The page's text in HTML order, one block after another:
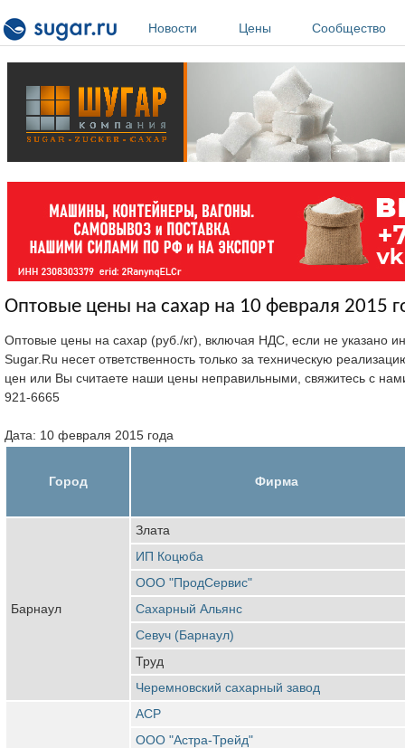
Новости
Цены Сообщество
Оптовые цены на сахар на 10 февраля 2015
Оптовые цены на сахар (руб./кг), включая НДС, если не указано
Sugar.Ru несет ответственность только за техническую
цен или Вы считаете наши цены неправильными, свяжитесь с
921-6665
Дата: 10 февраля 2015 года
Город Фирма
Барнаул
Злата
ИП Коцюба
ООО "ПродСервис"
Сахарный Альянс
Севуч (Барнаул)
Труд
Черемновский сахарный завод
АСР
ООО "Астра-Трейд"